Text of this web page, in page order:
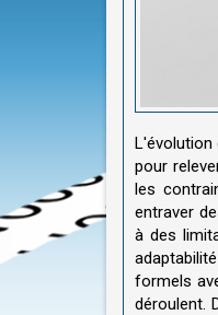
L'évolution
pour
les
entraver
à des
formels
déroulent.